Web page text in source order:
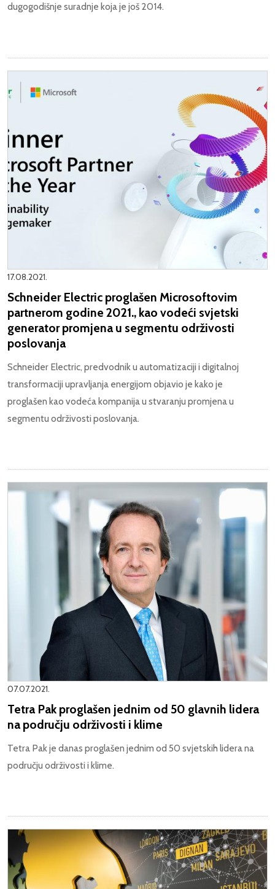
dugogodišnje suradnje koja je još 2014.
17.08.2021.
Schneider Electric proglašen Microsoftovim
partnerom godine 2021., kao vodeći svjetski
generator promjena u segmentu održivosti
poslovanja
Schneider Electric, predvodnik u automatizaciji i digitalnoj
transformaciji upravljanja energijom objavio je kako je
proglašen kao vodeća kompanija u stvaranju promjena u
segmentu održivosti poslovanja.
07.07.2021.
Tetra Pak proglašen jednim od 50 glavnih lidera
na području održivosti i klime
Tetra Pak je danas proglašen jednim od 50 svjetskih lidera na
području održivosti i klime.